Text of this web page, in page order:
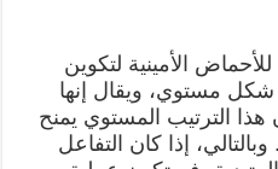
للأحماض الأمينية لتكوين
شكل مستوي، ويقال إنها
الترتيب المستوي يمنح
إذا كان التفاعل